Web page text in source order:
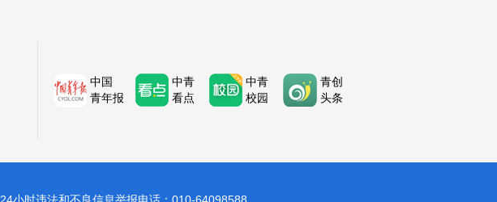
中国
青年报
中青
看点
中青
校园
青创
头条